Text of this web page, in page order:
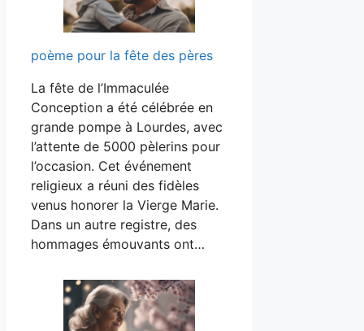
poème pour la fête des pères
La fête de l’Immaculée
Conception a été célébrée en
grande pompe à Lourdes, avec
l’attente de 5000 pèlerins pour
l’occasion. Cet événement
religieux a réuni des fidèles
venus honorer la Vierge Marie.
Dans un autre registre, des
hommages émouvants ont…